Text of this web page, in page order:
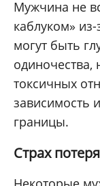
Мужчина не
каблуком»
могут быть
одиночества,
токсичных
зависимость
границы.
Страх